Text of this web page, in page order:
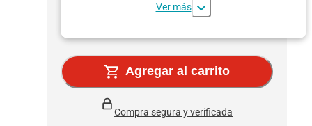
Ver más
Agregar al carrito
Compra segura y verificada